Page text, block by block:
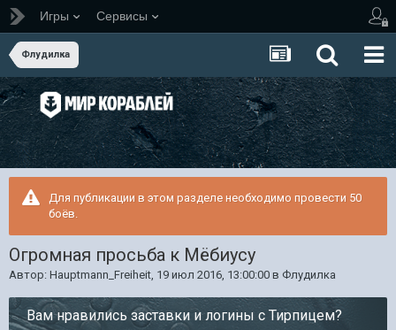
Игры Сервисы
Флудилка
Для публикации в этом разделе необходимо провести 50
боёв.
Огромная просьба к Мёбиусу
Автор: Hauptmann_Freiheit, 19 июл 2016, 13:00:00 в Флудилка
Вам нравились заставки и логины с Тирпицем?